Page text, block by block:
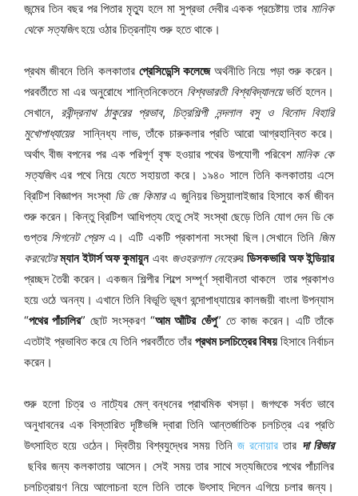
জন্মের তিন বছর পর পিতার মৃত্যু হলে মা সুপ্রভা দেবীর একক প্রচেষ্টায় তার মানিক
থেকে সত্যজিৎহয়ে ওঠার চিত্রনাট্য শুরু হতে থাকে।
প্রথম জীবনে তিনি কলকাতার প্রেসিডেন্সি কলেজেঅর্থনীতি নিয়ে পড়া শুরু করেন।
পরবর্তীতে মা এর অনুরোধে শান্তিনিকেতনে বিশ্বভারতী বিশ্ববিদ্যালয়েভর্তি হলেন।
সেখানে, রবীন্দ্রনাথ ঠাকুরের প্রভাব, চিত্রশিল্পী নন্দলাল বসু ও বিনোদ বিহারি
মুখোপাধ্যায়েরসান্নিধ্য লাভ, তাঁকে চারুকলার প্রতি আরো আগ্রহান্বিত করে।
অর্থাৎ বীজ বপনের পর এক পরিপূর্ণ বৃক্ষ হওয়ার পথের উপযোগী পরিবেশ মানিক কে
সত্যজিৎএর পথে নিয়ে যেতে সহায়তা করে। ১৯৪০ সালে তিনি কলকাতায় এসে
ব্রিটিশ বিজ্ঞাপন সংস্থা ডি জে কিমারএ জুনিয়র ভিসুয়ালাইজার হিসাবে কর্ম জীবন
শুরু করেন। কিন্তু ব্রিটিশ আধিপত্য হেতু সেই সংস্থা ছেড়ে তিনি যোগ দেন ডি কে
গুপ্তর সিগনেট প্রেসএ। এটি একটি প্রকাশনা সংস্থা ছিল।সেখানে তিনিজিম
করবেটের ম্যান ইটার্স অফ কুমায়ুনএবং জওহরলাল নেহেরুরডিসকভারি অফ ইন্ডিয়ার
প্রচ্ছদ তৈরী করেন। একজন শিল্পীর শিল্পে সম্পূর্ণ স্বাধীনতা থাকলে তার প্রকাশও
হয়ে ওঠে অনন্য। এখানে তিনি বিভূতি ভূষণ বন্দোপাধ্যায়ের কালজয়ী বাংলা উপন্যাস
“পথের পাঁচালির” ছোট সংস্করণ “আম আঁটির ভেঁপু” তে কাজ করেন। এটি তাঁকে
এতটাই প্রভাবিত করে যে তিনি পরবর্তীতে তাঁর প্রথম চলচিত্রের বিষয়হিসাবে নির্বাচন
করেন।
শুরু হলো চিত্র ও নাট্যের মেল্ বন্ধনের প্রাথমিক খসড়া। জগৎকে সর্বত ভাবে
অনুধাবনের এক বিস্তারিত দৃষ্টিভঙ্গি দ্বারা তিনি আন্তর্জাতিক চলচিত্র এর প্রতি
উৎসাহিত হয়ে ওঠেন। দ্বিতীয় বিশ্বযুদ্ধের সময় তিনি জ রনোয়ার তার দা রিভার
ছবির জন্য কলকাতায় আসেন। সেই সময় তার সাথে সত্যজিতের পথের পাঁচালির
চলচিত্রায়ণ নিয়ে আলোচনা হলে তিনি তাকে উৎসাহ দিলেন এগিয়ে চলার জন্য।